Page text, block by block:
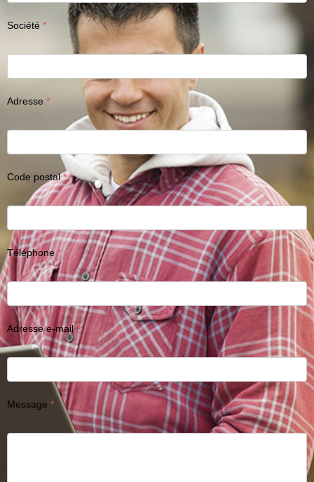
Société
Adresse
Code postal
Téléphone
Adresse e-mail
Message